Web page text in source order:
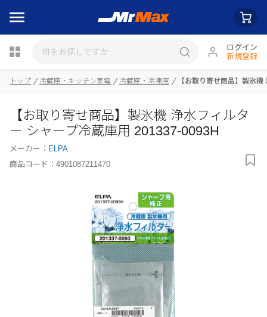
ログイン
新規登録
瓶詰
トップ 冷蔵庫・キッチン家電 冷蔵庫・冷凍庫 【お取り寄せ商品】製氷
【お取り寄せ商品】製氷機 浄水フィルタ
ー シャープ冷蔵庫用 201337-0093H
メーカー： ELPA
商品コード： 4901087211470